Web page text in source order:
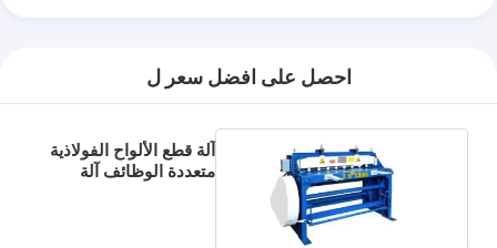
احصل على افضل سعر ل
آلة قطع الألواح الفولاذية
متعددة الوظائف آلة